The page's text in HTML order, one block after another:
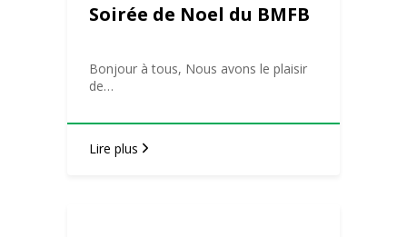
Soirée de Noel du BMFB
Bonjour à tous, Nous avons le plaisir
de…
Lire plus